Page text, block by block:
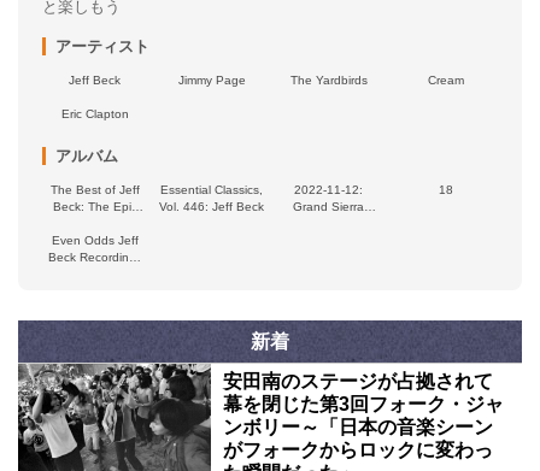
と楽しもう
アーティスト
Jeff Beck Jimmy Page The Yardbirds Cream
Eric Clapton
アルバム
The Best of Jeff
Beck: The Epic
Essential Classics,
Vol. 446: Jeff Beck
2022‐11‐12:
Grand Sierra
18
Even Odds Jeff
Beck Recordings
新着
安田南のステージが占拠されて
幕を閉じた第3回フォーク・ジャ
ンボリー～「日本の音楽シーン
がフォークからロックに変わっ